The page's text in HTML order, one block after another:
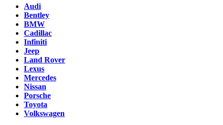
Audi
Bentley
BMW
Cadillac
Infiniti
Jeep
Land Rover
Lexus
Mercedes
Nissan
Porsche
Toyota
Volkswagen